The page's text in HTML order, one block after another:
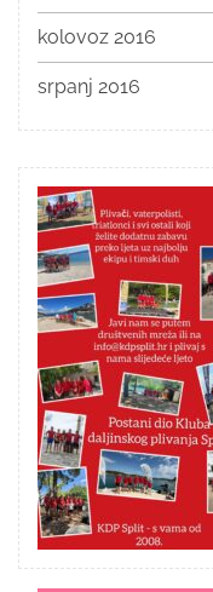
kolovoz 2016
srpanj 2016